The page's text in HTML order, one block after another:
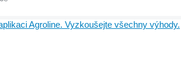
Agroline. Vyzkoušejte všechny výhody.